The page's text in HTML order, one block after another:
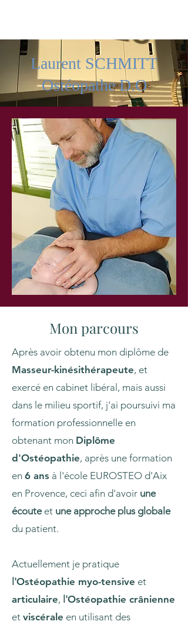
Laurent SCHMITT
Ostéopathe D.O
Mon parcours
Après avoir obtenu mon diplôme de
Masseur-kinésithérapeute, et
exercé en cabinet libéral, mais aussi
dans le milieu sportif, j'ai poursuivi ma
formation professionnelle en
obtenant mon Diplôme
d'Ostéopathie, après une formation
en 6 ans à l'école EUROSTEO d'Aix
en Provence, ceci afin d'avoir une
écoute et une approche plus globale
du patient.
Actuellement je pratique
l'Ostéopathie myo-tensive et
articulaire, l'Ostéopathie crânienne
et viscérale en utilisant des